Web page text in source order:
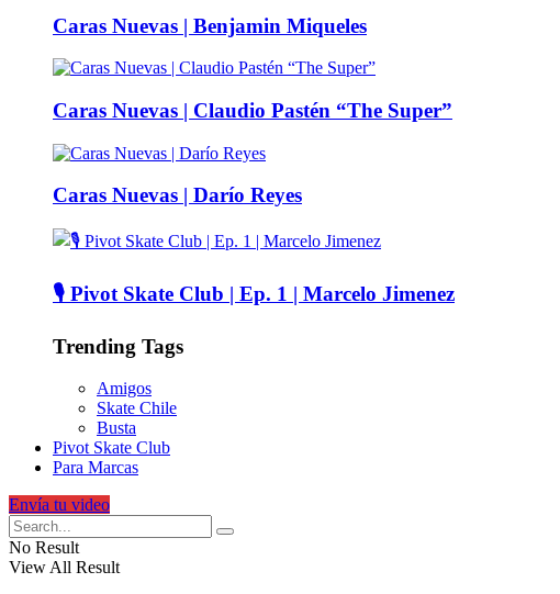
Caras Nuevas | Benjamin Miqueles
Caras Nuevas | Claudio Pastén “The Super”
Caras Nuevas | Darío Reyes
🎙️ Pivot Skate Club | Ep. 1 | Marcelo Jimenez
Trending Tags
Amigos
Skate Chile
Busta
Pivot Skate Club
Para Marcas
Envía tu video
No Result
View All Result